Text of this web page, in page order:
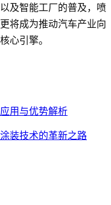
及智能工厂的普及，喷
将成为推动汽车产业向
心引擎。
用与优势解析
装技术的革新之路